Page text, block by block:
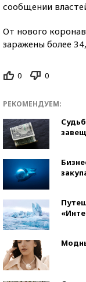
сообщении
От нового
заражены более
0 0
РЕКОМЕНДУЕМ: